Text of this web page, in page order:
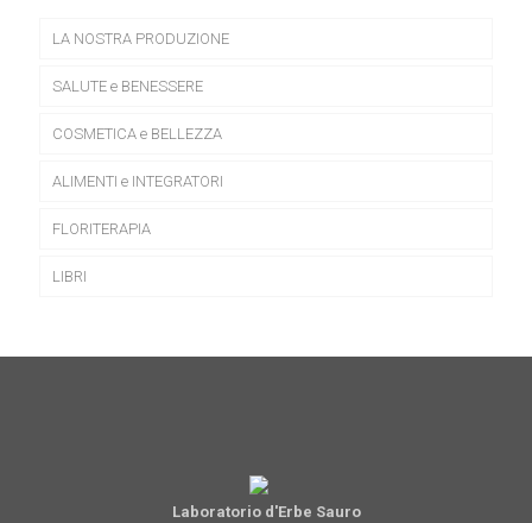
LA NOSTRA PRODUZIONE
SALUTE e BENESSERE
COSMETICA e BELLEZZA
ALIMENTI e INTEGRATORI
FLORITERAPIA
LIBRI
Laboratorio d'Erbe Sauro